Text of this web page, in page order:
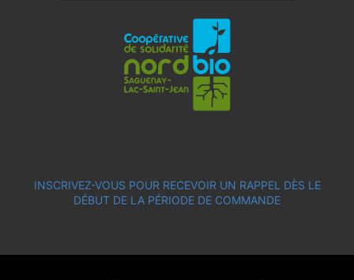
INSCRIVEZ-VOUS POUR RECEVOIR UN RAPPEL DÈS LE
DÉBUT DE LA PÉRIODE DE COMMANDE